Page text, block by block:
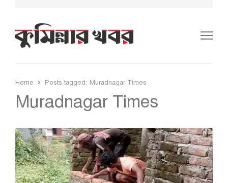
Home Posts tagged: Muradnagar Times
Muradnagar Times